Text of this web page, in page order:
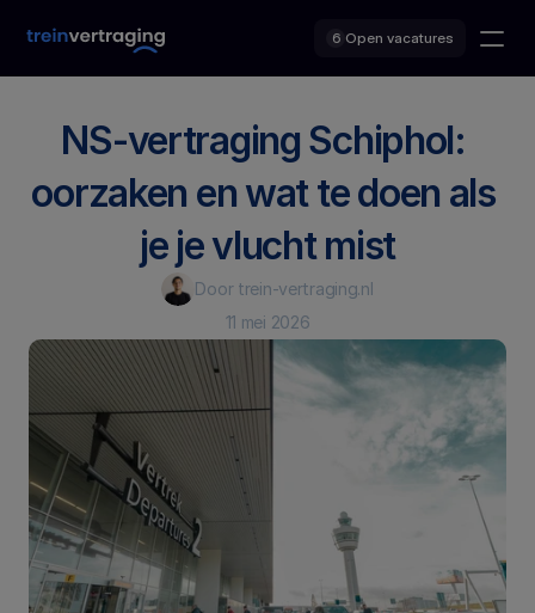
NS-vertraging Schiphol:
oorzaken en wat te doen als
je je vlucht mist
Door trein-vertraging.nl
11 mei 2026
Open vacatures
6